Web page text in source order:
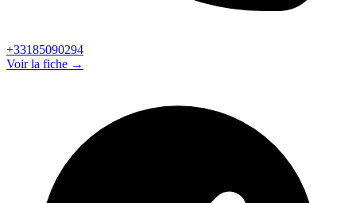
+33185090294
Voir la fiche →